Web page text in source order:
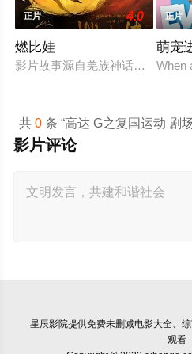
正片 4.0
燃比娃
影片故事源自羌族神话，讲述了
正片
萌宠
When
共0 条 “高达 G之复国运动 剧
影片评论
星辰影院提供免费未删减电影大全、
观看